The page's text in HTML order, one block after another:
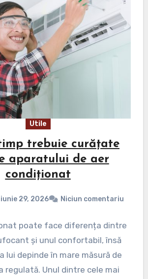
Utile
trebuie curățate
aparatului de aer
condiționat
iunie 29, 2026 Niciun comentariu
poate face diferența dintre
și unul confortabil, însă
lui depinde în mare măsură de
regulată. Unul dintre cele mai